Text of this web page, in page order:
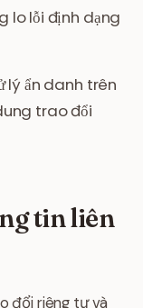
lo lỗi định dạng
lý ẩn danh trên
trao đổi
tin liên
đổi riêng tư và